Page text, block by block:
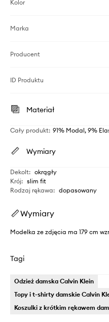
Kolor
Marka
Producent
ID Produktu
Materiał
Cały produkt: 91% Modal, 9%
Wymiary
Dekolt: okrągły
Krój: slim fit
Rodzaj rękawa: dopasowany
Wymiary
Modelka ze zdjęcia ma 179 cm
Tagi
Odzież damska Calvin Klein
Topy i t-shirty damskie Calvin
Koszulki z krótkim rękawem